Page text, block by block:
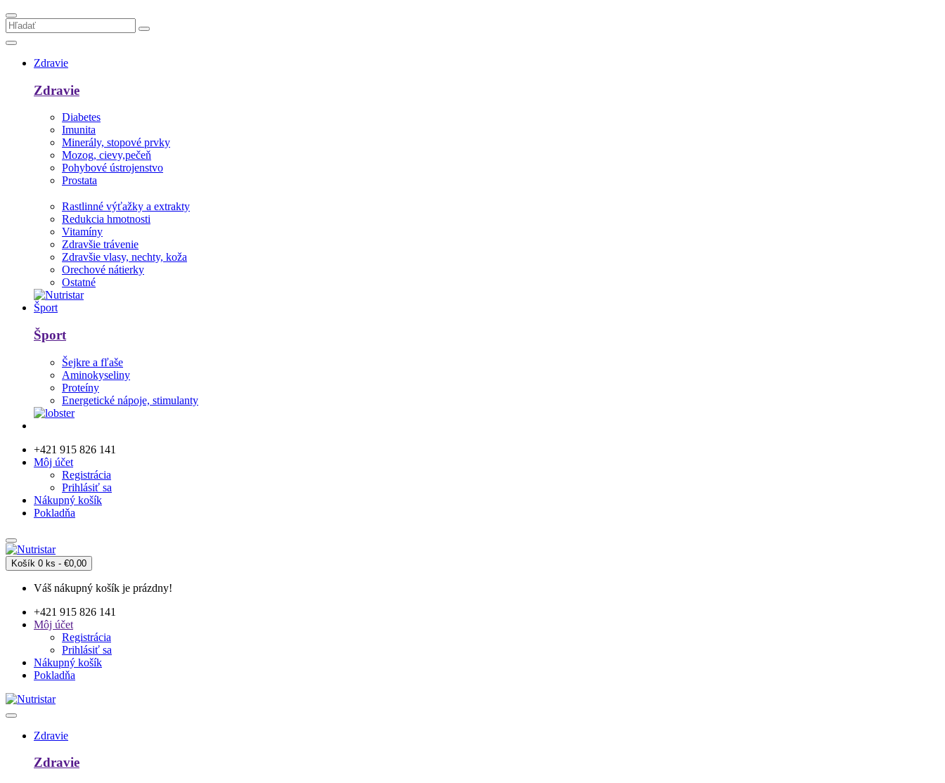
Zdravie
Zdravie
Diabetes
Imunita
Minerály, stopové prvky
Mozog, cievy,pečeň
Pohybové ústrojenstvo
Prostata
Rastlinné výťažky a extrakty
Redukcia hmotnosti
Vitamíny
Zdravšie trávenie
Zdravšie vlasy, nechty, koža
Orechové nátierky
Ostatné
Šport
Šport
Šejkre a fľaše
Aminokyseliny
Proteíny
Energetické nápoje, stimulanty
+421 915 826 141
Môj účet
Registrácia
Prihlásiť sa
Nákupný košík
Pokladňa
Košík 0 ks - €0,00
Váš nákupný košík je prázdny!
+421 915 826 141
Môj účet
Registrácia
Prihlásiť sa
Nákupný košík
Pokladňa
Zdravie
Zdravie